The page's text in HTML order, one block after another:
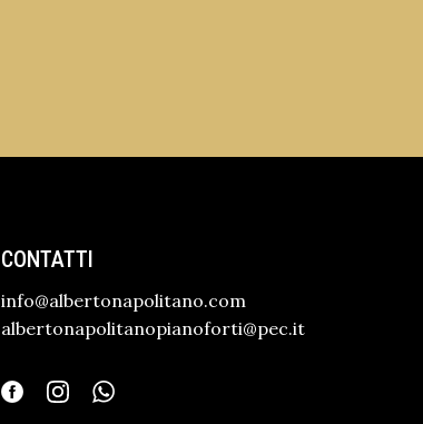
CONTATTI
info@albertonapolitano.com
albertonapolitanopianoforti@pec.it